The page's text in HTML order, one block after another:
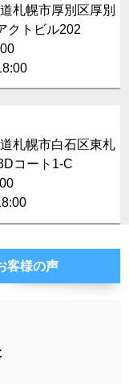
札幌市厚別区厚別
クトビル202
札幌市白石区東札
コート1-C
客様の声